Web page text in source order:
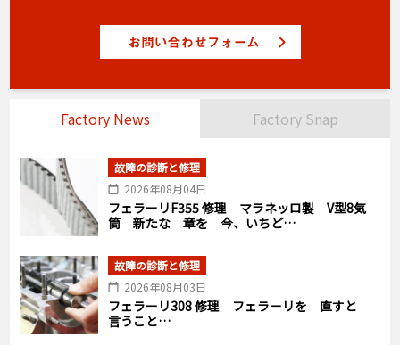
Factory News Factory Snap
故障の診断と修理
2026年08月04日
フェラーリF355 修理 マラネッロ製 V型8気
筒 新たな 章を 今、いちど…
故障の診断と修理
2026年08月03日
フェラーリ308 修理 フェラーリを 直すと
言うこと…